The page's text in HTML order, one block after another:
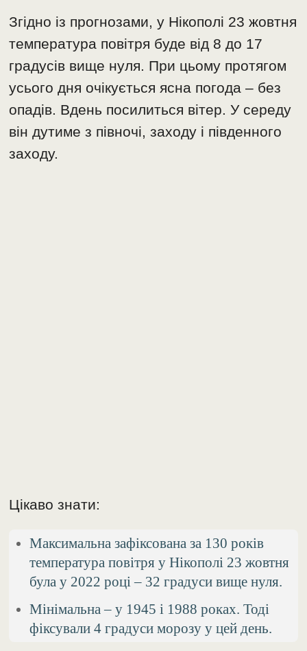
Згідно із прогнозами, у Нікополі 23 жовтня
температура повітря буде від 8 до 17
градусів вище нуля. При цьому протягом
усього дня очікується ясна погода – без
опадів. Вдень посилиться вітер. У середу
він дутиме з півночі, заходу і південного
заходу.
Цікаво знати:
Максимальна зафіксована за 130 років
температура повітря у Нікополі 23 жовтня
була у 2022 році – 32 градуси вище нуля.
Мінімальна – у 1945 і 1988 роках. Тоді
фіксували 4 градуси морозу у цей день.